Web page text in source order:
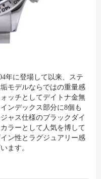
年に登場して以来、ステ
モデルならではの重量感
ッチとしてデイトナ金無
ンデックス部分に8個も
ャス仕様のブラックダイ
ラーとして人気を博して
ン性とラグジュアリー感
ます。